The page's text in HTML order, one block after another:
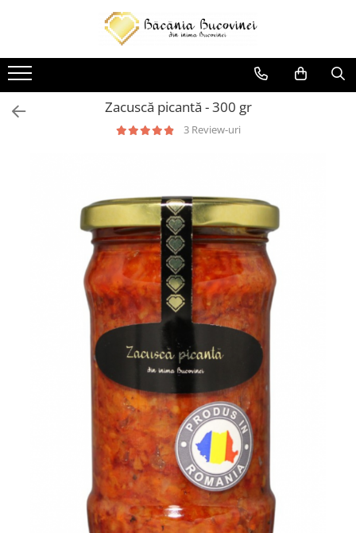
Zacusca
Desert
Zacuscă picantă - 300 gr
3 Review-uri